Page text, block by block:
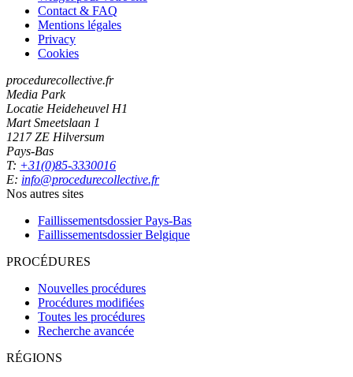
Contact & FAQ
Mentions légales
Privacy
Cookies
procedurecollective.fr
Media Park
Locatie Heideheuvel H1
Mart Smeetslaan 1
1217 ZE Hilversum
Pays-Bas
T: +31(0)85-3330016
E: info@procedurecollective.fr
Nos autres sites
Faillissementsdossier Pays-Bas
Faillissementsdossier Belgique
PROCÉDURES
Nouvelles procédures
Procédures modifiées
Toutes les procédures
Recherche avancée
RÉGIONS